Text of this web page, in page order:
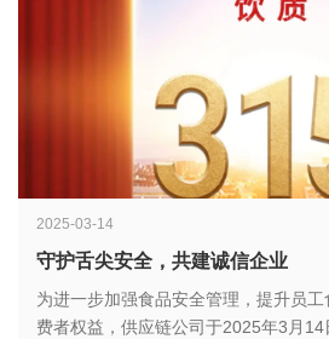
2025-03-14
守护舌尖安全，共建诚信企业
为进一步加强食品安全管理，提升员
费者权益，供应链公司于2025年3月14